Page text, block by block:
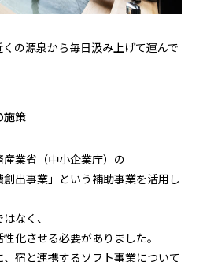
の源泉から毎日汲み上げて運んで
施策
業省（中小企業庁）の
創出事業」という補助事業を活用し
なく、
化させる必要がありました。
宿と連携するソフト事業について